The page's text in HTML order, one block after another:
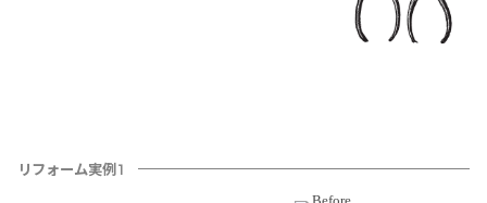
リフォーム実例1